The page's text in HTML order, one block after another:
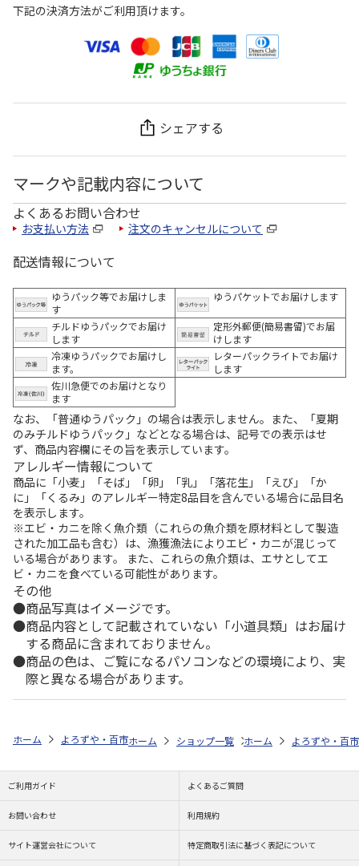
下記の決済方法がご利用頂けます。
シェアする
マークや記載内容について
よくあるお問い合わせ
お支払い方法 注文のキャンセルについて
配送情報について
ゆうパック等でお届けしま
す
ゆうパケットでお届けします
チルドゆうパックでお届け
します
定形外郵便(簡易書留)でお届
けします
冷凍ゆうパックでお届けし
ます。
レターパックライトでお届け
します
佐川急便でのお届けとなり
ます
なお、「普通ゆうパック」の場合は表示しません。また、「夏期
のみチルドゆうパック」などとなる場合は、記号での表示はせ
ず、商品内容欄にその旨を表示しています。
アレルギー情報について
商品に「小麦」「そば」「卵」「乳」「落花生」「えび」「か
に」「くるみ」のアレルギー特定8品目を含んでいる場合に品目名
を表示します。
※エビ・カニを除く魚介類（これらの魚介類を原材料として製造
された加工品も含む）は、漁獲漁法によりエビ・カニが混じって
いる場合があります。 また、これらの魚介類は、エサとしてエ
ビ・カニを食べている可能性があります。
その他
商品写真はイメージです。
商品内容として記載されていない「小道具類」はお届け
する商品に含まれておりません。
商品の色は、ご覧になるパソコンなどの環境により、実
際と異なる場合があります。
ホーム よろずや・百市 日用雑貨・お役立ちグッズ バス・トイレ
ホーム ショップ一覧 よろずや・百市 シ
ホーム よろずや・百市
ご利用ガイド よくあるご質問
お問い合わせ 利用規約
サイト運営会社について 特定商取引法に基づく表記について